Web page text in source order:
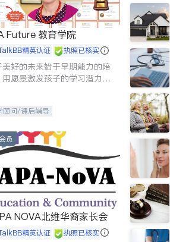
Future 教育学院
精英认证 执照已核实
美好的未来始于早期能力的培
用愿景激发孩子的学习潜力和
顾问/课后辅导
员
NOVA北维华裔家长会
精英认证 执照已核实